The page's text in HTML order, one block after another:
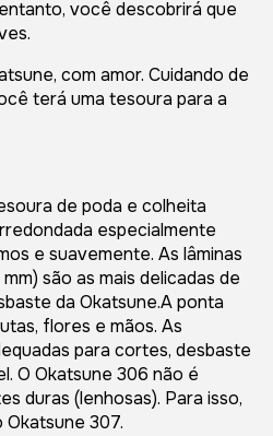
você descobrirá que
com amor. Cuidando de
terá uma tesoura para a
de poda e colheita
especialmente
e suavemente. As lâminas
são as mais delicadas de
da Okatsune.A ponta
flores e mãos. As
para cortes, desbaste
O Okatsune 306 não é
duras (lenhosas). Para isso,
307.